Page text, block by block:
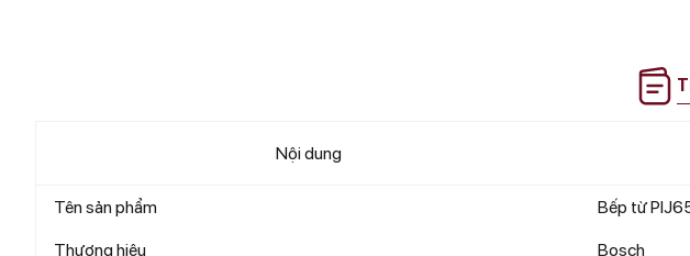
Nội dung
Tên sản phẩm Bếp từ
Thương hiệu Bosch